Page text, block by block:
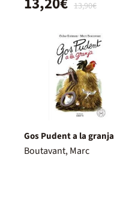
13,90€
Gos Pudent a la granja
Boutavant, Marc